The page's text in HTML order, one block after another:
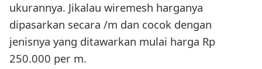
ukurannya. Jikalau wiremesh harganya
dipasarkan secara /m dan cocok dengan
jenisnya yang ditawarkan mulai harga Rp
250.000 per m.